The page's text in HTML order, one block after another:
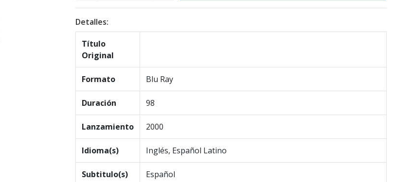
Detalles:
Título
Original
Formato Blu Ray
Duración 98
Lanzamiento 2000
Idioma(s) Inglés, Español Latino
Subtitulo(s) Español